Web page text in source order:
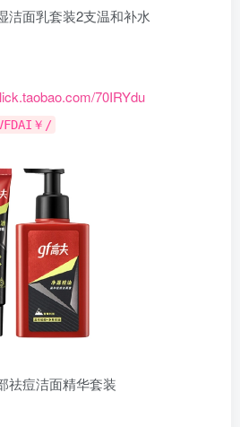
洁面乳套装2支温和补水
70IRYdu
￥/
祛痘洁面精华套装